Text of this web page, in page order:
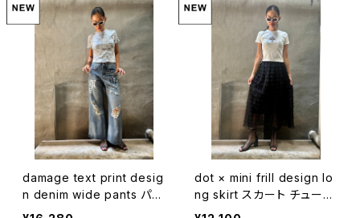
damage text print desig
n denim wide pants パン
ツ デニム ワイドパンツ ダメ
dot × mini frill design lo
ng skirt スカート チュール
フリル ドット ゴムウエスト